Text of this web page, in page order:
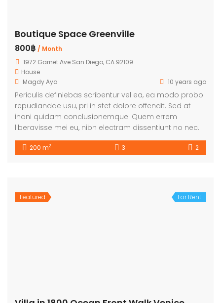
Boutique Space Greenville
800฿ / Month
1972 Garnet Ave San Diego, CA 92109
House
Magdy Aya
10 years ago
Periculis definiebas scribentur vel ea, ea modo probo
repudiandae usu, pri in stet dolore offendit. Sed at
inani quidam conclusionemque. Quem errem
liberavisse mei eu, nibh electram dissentiunt no nec.
200 m2 3 2
Featured For Rent